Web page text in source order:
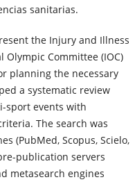
sanitarias.
the Injury and Illness
Olympic Committee (IOC)
planning the necessary
a systematic review
sport events with
The search was
(PubMed, Scopus, Scielo,
publication servers
metasearch engines